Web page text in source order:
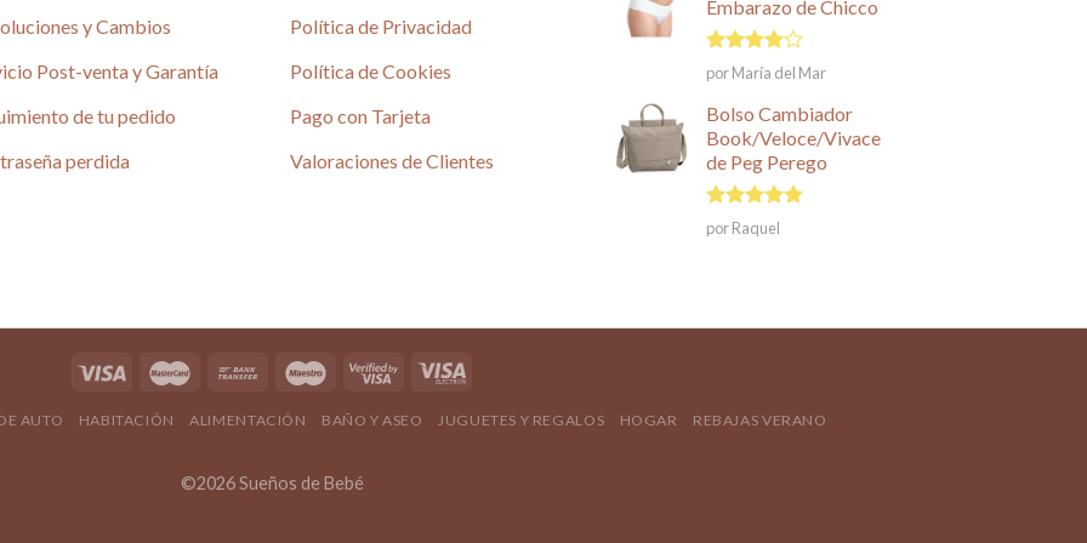
y Cambios
Post-venta y Garantía
de tu pedido
perdida
Política de Privacidad
Política de Cookies
Pago con Tarjeta
Valoraciones de Clientes
Embarazo de Chicco
Valorado
en
5
por María del Mar
Bolso Cambiador
Book/Veloce/Vivace
de Peg Perego
Valorado en
5
de 5
por Raquel
AUTO HABITACIÓN ALIMENTACIÓN BAÑO Y ASEO JUGUETES Y REGALOS HOGAR REBAJAS VERANO
©2026 Sueños de Bebé